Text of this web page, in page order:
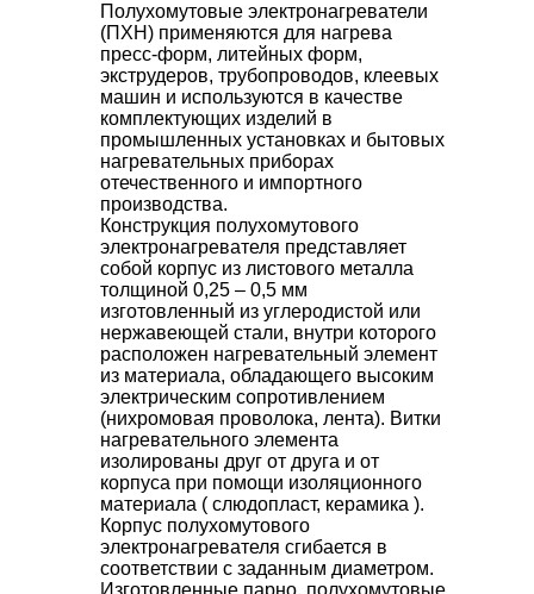
Полухомутовые электронагреватели
(ПХН) применяются для нагрева
пресс-форм, литейных форм,
экструдеров, трубопроводов, клеевых
машин и используются в качестве
комплектующих изделий в
промышленных установках и бытовых
нагревательных приборах
отечественного и импортного
производства.
Конструкция полухомутового
электронагревателя представляет
собой корпус из листового металла
толщиной 0,25 – 0,5 мм
изготовленный из углеродистой или
нержавеющей стали, внутри которого
расположен нагревательный элемент
из материала, обладающего высоким
электрическим сопротивлением
(нихромовая проволока, лента). Витки
нагревательного элемента
изолированы друг от друга и от
корпуса при помощи изоляционного
материала ( слюдопласт, керамика ).
Корпус полухомутового
электронагревателя сгибается в
соответствии с заданным диаметром.
Изготовленные парно, полухомутовые